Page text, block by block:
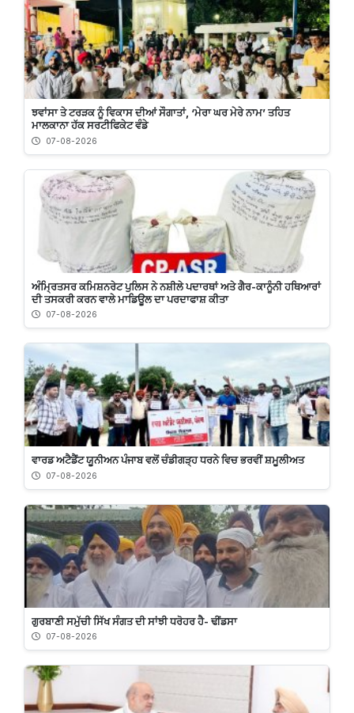
ਝਵਾਂਸਾ ਤੇ ਟਰੜਕ ਨੂੰ ਵਿਕਾਸ ਦੀਆਂ ਸੌਗਾਤਾਂ, ‘ਮੇਰਾ ਘਰ ਮੇਰੇ ਨਾਮ’ ਤਹਿਤ
ਮਾਲਕਾਨਾ ਹੱਕ ਸਰਟੀਫਿਕੇਟ ਵੰਡੇ
07-08-2026
ਅੰਮ੍ਰਿਤਸਰ ਕਮਿਸ਼ਨਰੇਟ ਪੁਲਿਸ ਨੇ ਨਸ਼ੀਲੇ ਪਦਾਰਥਾਂ ਅਤੇ ਗੈਰ-ਕਾਨੂੰਨੀ ਹਥਿਆਰਾਂ
ਦੀ ਤਸਕਰੀ ਕਰਨ ਵਾਲੇ ਮਾਡਿਊਲ ਦਾ ਪਰਦਾਫਾਸ਼ ਕੀਤਾ
07-08-2026
ਵਾਰਡ ਅਟੈਡੈਂਟ ਯੂਨੀਅਨ ਪੰਜਾਬ ਵਲੋਂ ਚੰਡੀਗੜ੍ਹ ਧਰਨੇ ਵਿਚ ਭਰਵੀਂ ਸ਼ਮੂਲੀਅਤ
07-08-2026
ਗੁਰਬਾਣੀ ਸਮੁੱਚੀ ਸਿੱਖ ਸੰਗਤ ਦੀ ਸਾਂਝੀ ਧਰੋਹਰ ਹੈ- ਢੀਂਡਸਾ
07-08-2026